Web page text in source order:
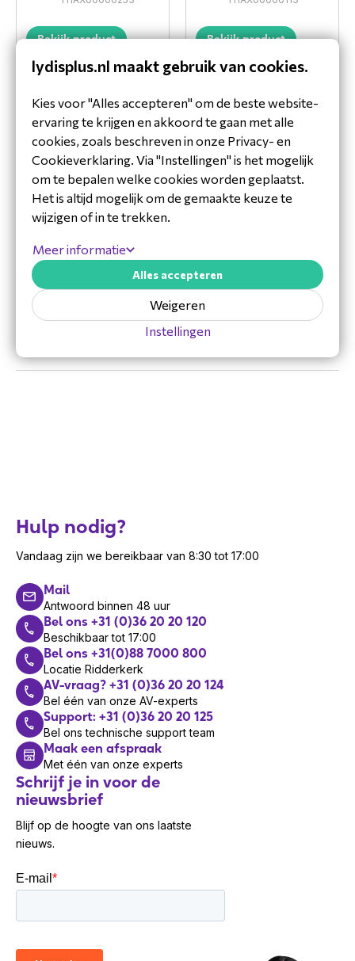
Bekijk product Bekijk product
Optoma BX-
CTA06 Standard
Throw Lens
SP.76P06GC01
Bekijk product
Optoma Carry
bag Large
SP.72801GC01
Bekijk product
Optoma Carry
Bekijk product
Hulp nodig?
Vandaag zijn we bereikbaar van 8:30 tot 17:00
Mail
Antwoord binnen 48 uur
Bel ons +31 (0)36 20 20 120
Beschikbaar tot 17:00
Bel ons +31(0)88 7000 800
Locatie Ridderkerk
AV-vraag? +31 (0)36 20 20 124
Bel één van onze AV-experts
Support: +31 (0)36 20 20 125
Bel ons technische support team
Maak een afspraak
Met één van onze experts
Schrijf je in voor de
nieuwsbrief
Blijf op de hoogte van ons laatste
nieuws.
lydisplus.nl maakt gebruik van cookies.
Kies voor "Alles accepteren" om de beste website-
ervaring te krijgen en akkoord te gaan met alle
cookies, zoals beschreven in onze Privacy- en
Cookieverklaring. Via "Instellingen" is het mogelijk
om te bepalen welke cookies worden geplaatst.
Het is altijd mogelijk om de gemaakte keuze te
wijzigen of in te trekken.
Meer informatie
Instellingen
Weigeren
Alles accepteren